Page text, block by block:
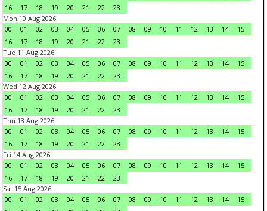
16
17 18 19 20 21 22
23
Mon 10 Aug 2026
00
01 02 03 04 05 06 07 08 09 10 11 12 13 14
15
16
17 18 19 20 21 22
23
Tue 11 Aug 2026
00
01 02 03 04 05 06 07 08 09 10 11 12 13 14
15
16
17 18 19 20 21 22
23
Wed 12 Aug 2026
00
01 02 03 04 05 06 07 08 09 10 11 12 13 14
15
16
17 18 19 20 21 22
23
Thu 13 Aug 2026
00
01 02 03 04 05 06 07 08 09 10 11 12 13 14
15
16
17 18 19 20 21 22
23
Fri 14 Aug 2026
00
01 02 03 04 05 06 07 08 09 10 11 12 13 14
15
16
17 18 19 20 21 22
23
Sat 15 Aug 2026
00
01 02 03 04 05 06 07 08 09 10 11 12 13 14
15